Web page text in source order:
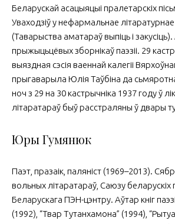
Беларускай асацыяцыі пралетарскіх
Уваходзіў у нефармальнае
(Таварыства аматараў выпіць і
прыжыцьцёвых зборнікаў паэзіі. 29
выяздная сэсія ваеннай калегіі
прыгаварыла Юлія Таўбіна да
ноч з 29 на 30 кастрычніка 1937 году ў
літаратараў быў расстраляны ў двары
Юры Гумянюк
Паэт, празаік, паляніст (1969–2013).
вольных літаратараў, Саюзу беларускіх
Беларускага ПЭН-цэнтру. Аўтар кніг
(1992), “Твар Тутанхамона” (1994),